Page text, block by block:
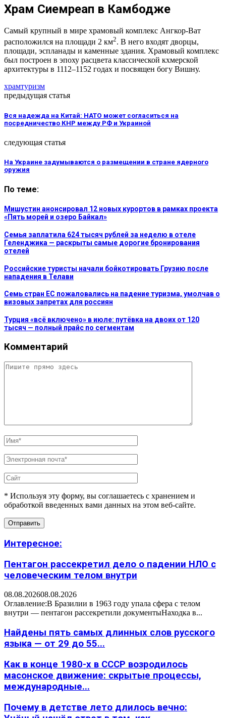
Храм Сиемреап в Камбодже
Самый крупный в мире храмовый комплекс Ангкор-Ват
расположился на площади 2 км2. В него входят дворцы,
площади, эспланады и каменные здания. Храмовый комплекс
был построен в эпоху расцвета классической кхмерской
архитектуры в 1112–1152 годах и посвящен богу Вишну.
храмтуризм
предыдущая статья
Вся надежда на Китай: НАТО может согласиться на
посредничество КНР между РФ и Украиной
следующая статья
На Украине задумываются о размещении в стране ядерного
оружия
По теме:
Мишустин анонсировал 12 новых курортов в рамках проекта
«Пять морей и озеро Байкал»
Семья заплатила 624 тысяч рублей за неделю в отеле
Геленджика — раскрыты самые дорогие бронирования
отелей
Российские туристы начали бойкотировать Грузию после
нападения в Телави
Семь стран ЕС пожаловались на падение туризма, умолчав о
визовых запретах для россиян
Турция «всё включено» в июле: путёвка на двоих от 120
тысяч — полный прайс по сегментам
Комментарий
* Используя эту форму, вы соглашаетесь с хранением и
обработкой введенных вами данных на этом веб-сайте.
Интересное:
Пентагон рассекретил дело о падении НЛО с
человеческим телом внутри
08.08.202608.08.2026
Оглавление:В Бразилии в 1963 году упала сфера с телом
внутри — пентагон рассекретили документыНаходка в...
Найдены пять самых длинных слов русского
языка — от 29 до 55...
Как в конце 1980-х в СССР возродилось
масонское движение: скрытые процессы,
международные...
Почему в детстве лето длилось вечно: